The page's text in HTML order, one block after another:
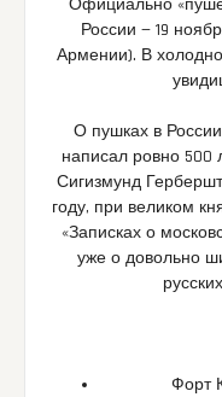
Официально
России — 19
Армении). В
О пушках в
написал ровно 500
Сигизмунд
году, при великом
«Записках о
уже о довольно
Форт